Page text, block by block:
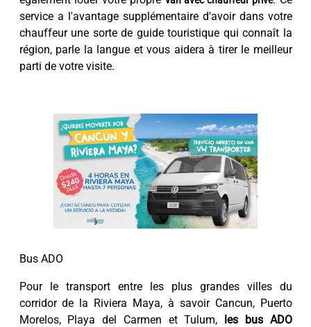
service a l'avantage supplémentaire d'avoir dans votre
chauffeur une sorte de guide touristique qui connaît la
région, parle la langue et vous aidera à tirer le meilleur
parti de votre visite.
Bus ADO
Pour le transport entre les plus grandes villes du
corridor de la Riviera Maya, à savoir Cancun, Puerto
Morelos, Playa del Carmen et Tulum, les bus ADO